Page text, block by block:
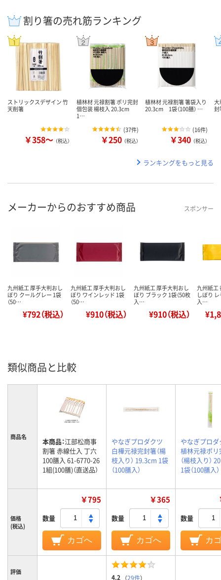
割り箸の売れ筋ランキング
ストリックスデザイン 竹
天削箸
￥358～ （税込）
植林材 元禄割箸 ポリ完封
個包装 楊枝入 20.3cm
1…
(37件)
￥250 （税込）
植林材 元禄割箸 箸袋入り
20.3cm 1袋（100膳） …
(16件)
￥340 （税込）
大
封
ランキングをもっと見る
メーカーからのおすすめ商品 スポンサー
九州紙工 厚手大判おし
ぼり クールグレー 1袋
（50…
¥792（税込）
九州紙工 厚手大判おし
ぼり ワインレッド 1袋
（50…
¥910（税込）
九州紙工 厚手大判おし
ぼり ブラック 1袋（50枚
入…
¥910（税込）
九州紙工
しぼり レ
入…
類似商品と比較
商品名 本商品：江部松商事
割箸 赤線仕入 丁六
100膳入 61-6770-26
1組(100膳)（直送品）
やなぎプロダクツ
白樺元禄完封箸（楊
枝入り） 19.3cm 1袋
（100膳入）
やなぎプロダ
植林元禄ポリ
（楊枝入り）
1袋（100膳入）
価格
(税込)
￥795
数量
カゴへ
￥365
数量
カゴへ
数量
カ
評価
4.2 （29件）